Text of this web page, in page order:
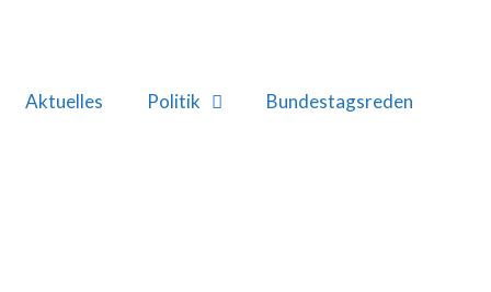
Aktuelles Politik Bundestagsreden